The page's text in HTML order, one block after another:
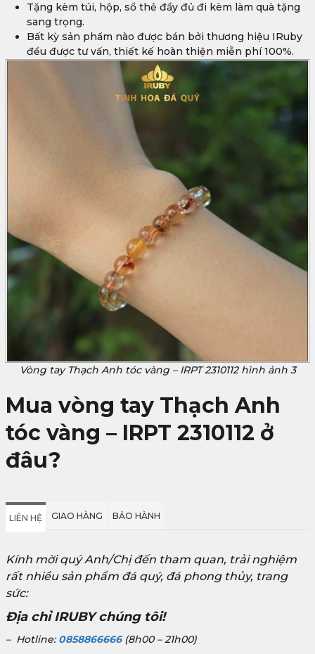
Tặng kèm túi, hộp, sổ thẻ đầy đủ đi kèm làm quà tặng
sang trọng.
Bất kỳ sản phẩm nào được bán bởi thương hiệu IRuby
đều được tư vấn, thiết kế hoàn thiện miễn phí 100%.
Vòng tay Thạch Anh tóc vàng – IRPT 2310112 hình ảnh 3
Mua vòng tay Thạch Anh
tóc vàng – IRPT 2310112 ở
đâu?
LIÊN HỆ GIAO HÀNG BẢO HÀNH
Kính mời quý Anh/Chị đến tham quan, trải nghiệm
rất nhiều sản phẩm đá quý, đá phong thủy, trang
sức:
Địa chỉ IRUBY chúng tôi!
– Hotline: 0858866666(8h00 – 21h00)